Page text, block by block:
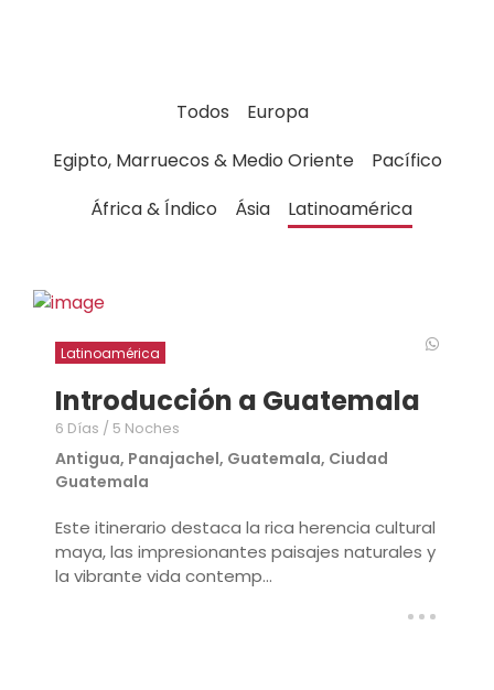
Todos
Europa
Egipto, Marruecos & Medio Oriente
Pacífico
África & Índico
Ásia Latinoamérica
Latinoamérica
Introducción a Guatemala
6 Días / 5 Noches
Antigua, Panajachel, Guatemala, Ciudad
Guatemala
Este itinerario destaca la rica herencia cultural
maya, las impresionantes paisajes naturales y
la vibrante vida contemp...